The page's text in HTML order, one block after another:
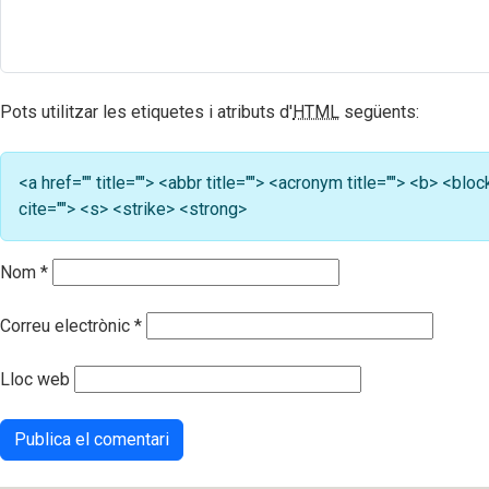
Pots utilitzar les etiquetes i atributs d'HTML següents:
<a href="" title=""> <abbr title=""> <acronym title=""> <b>
cite=""> <s> <strike> <strong>
Nom *
Correu electrònic *
Lloc web